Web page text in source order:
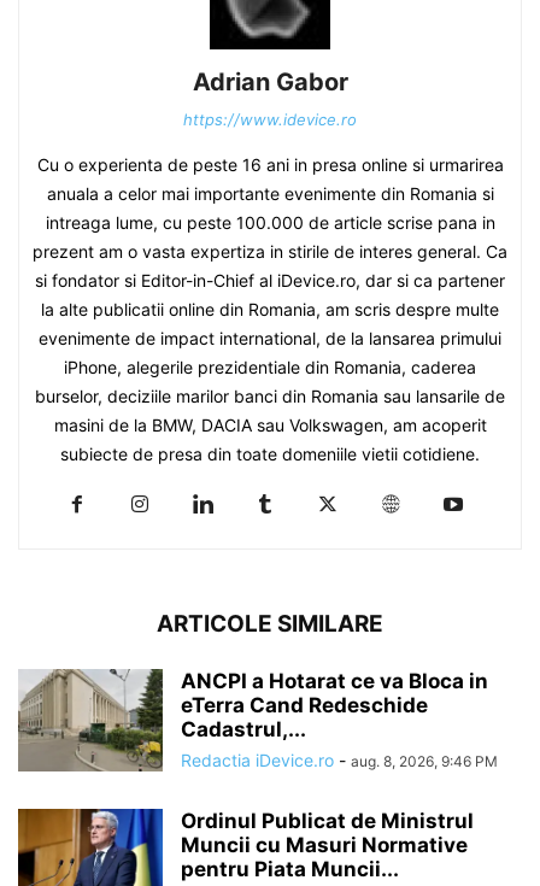
Adrian Gabor
https://www.idevice.ro
Cu o experienta de peste 16 ani in presa online si urmarirea
anuala a celor mai importante evenimente din Romania si
intreaga lume, cu peste 100.000 de article scrise pana in
prezent am o vasta expertiza in stirile de interes general. Ca
si fondator si Editor-in-Chief al iDevice.ro, dar si ca partener
la alte publicatii online din Romania, am scris despre multe
evenimente de impact international, de la lansarea primului
iPhone, alegerile prezidentiale din Romania, caderea
burselor, deciziile marilor banci din Romania sau lansarile de
masini de la BMW, DACIA sau Volkswagen, am acoperit
subiecte de presa din toate domeniile vietii cotidiene.
ARTICOLE SIMILARE
ANCPI a Hotarat ce va Bloca in
eTerra Cand Redeschide
Cadastrul,...
Redactia iDevice.ro - aug. 8, 2026, 9:46 PM
Ordinul Publicat de Ministrul
Muncii cu Masuri Normative
pentru Piata Muncii...